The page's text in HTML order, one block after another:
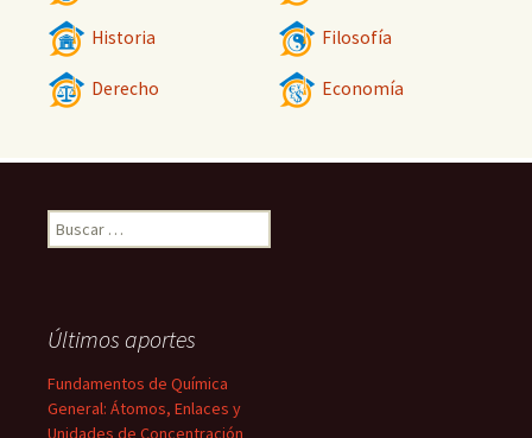
Historia Filosofía
Derecho Economía
Buscar:
Últimos aportes
Fundamentos de Química
General: Átomos, Enlaces y
Unidades de Concentración